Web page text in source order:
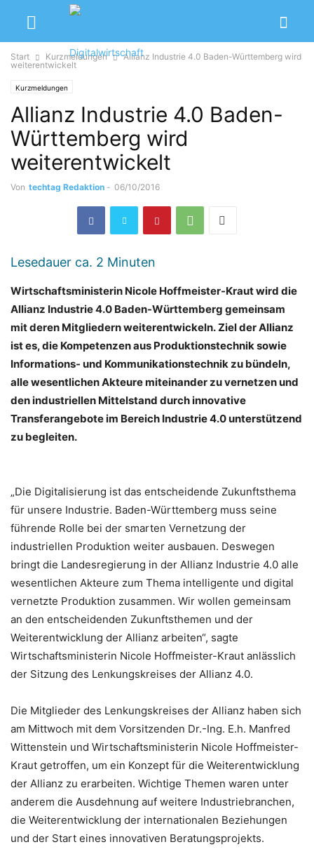
Start Kurzmeldungen
Allianz Industrie 4.0 Baden-Württemberg wird
weiterentwickelt
Kurzmeldungen
Allianz Industrie 4.0 Baden-
Württemberg wird
weiterentwickelt
Von techtag Redaktion - 06/10/2016
Lesedauer ca. 2 Minuten
Wirtschaftsministerin Nicole Hoffmeister-Kraut wird die
Allianz Industrie 4.0 Baden-Württemberg gemeinsam
mit deren Mitgliedern weiterentwickeln. Ziel der Allianz
ist es, die Kompetenzen aus Produktionstechnik sowie
Informations- und Kommunikationstechnik zu bündeln,
alle wesentlichen Akteure miteinander zu vernetzen und
den industriellen Mittelstand durch innovative
Transferangebote im Bereich Industrie 4.0 unterstützend
zu begleiten.
„Die Digitalisierung ist das entscheidende Zukunftsthema
für unsere Industrie. Baden-Württemberg muss seine
führende Rolle bei der smarten Vernetzung der
industriellen Produktion weiter ausbauen. Deswegen
bringt die Landesregierung in der Allianz Industrie 4.0 alle
wesentlichen Akteure zum Thema intelligente und digital
vernetzte Produktion zusammen. Wir wollen gemeinsam
an den entscheidenden Zukunftsthemen und der
Weiterentwicklung der Allianz arbeiten“, sagte
Wirtschaftsministerin Nicole Hoffmeister-Kraut anlässlich
der Sitzung des Lenkungskreises der Allianz 4.0.
Die Mitglieder des Lenkungskreises der Allianz haben sich
am Mittwoch mit dem Vorsitzenden Dr.-Ing. E.h. Manfred
Wittenstein und Wirtschaftsministerin Nicole Hoffmeister-
Kraut getroffen, um ein Konzept für die Weiterentwicklung
der Allianz zu erarbeiten. Wichtige Themen waren unter
anderem die Ausdehnung auf weitere Industriebranchen,
die Weiterentwicklung der internationalen Beziehungen
und der Start eines innovativen Beratungsprojekts.